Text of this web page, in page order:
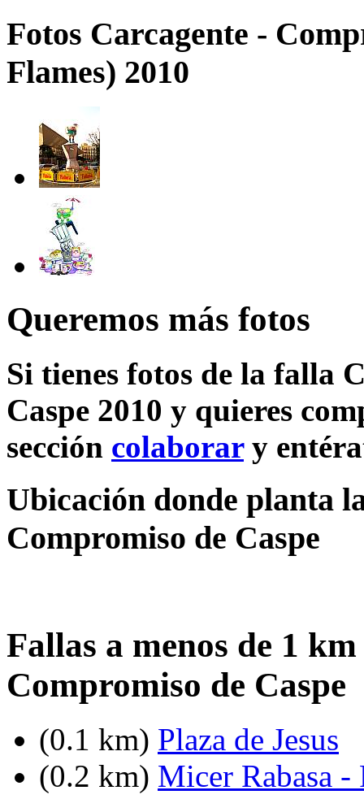
Fotos Carcagente -
Flames) 2010
Queremos más fotos
Si tienes fotos de la falla
Caspe 2010 y quieres
sección colaborary
Ubicación donde planta
Compromiso de Caspe
Fallas a menos de 1
Compromiso de Caspe
(0.1 km) Plaza de Jesus
(0.2 km) Micer Rabasa -